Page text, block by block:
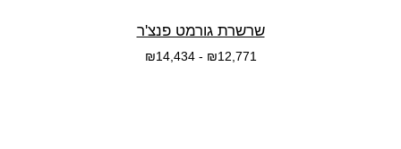
שרשרת גורמט פנצ'ר
₪12,771
-
₪14,434